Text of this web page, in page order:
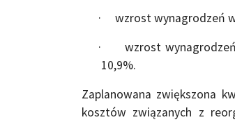
· wzrost wynagrodzeń w
· wzrost wynagrodzeń
10,9%.
Zaplanowana zwiększona
kosztów związanych z